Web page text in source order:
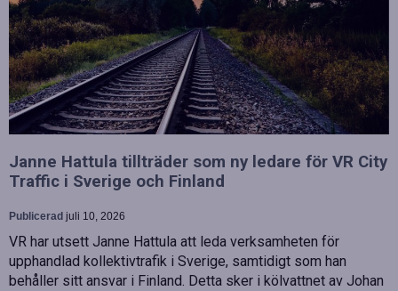
Janne Hattula tillträder som ny ledare för VR City
Traffic i Sverige och Finland
Publicerad juli 10, 2026
VR har utsett Janne Hattula att leda verksamheten för
upphandlad kollektivtrafik i Sverige, samtidigt som han
behåller sitt ansvar i Finland. Detta sker i kölvattnet av Johan